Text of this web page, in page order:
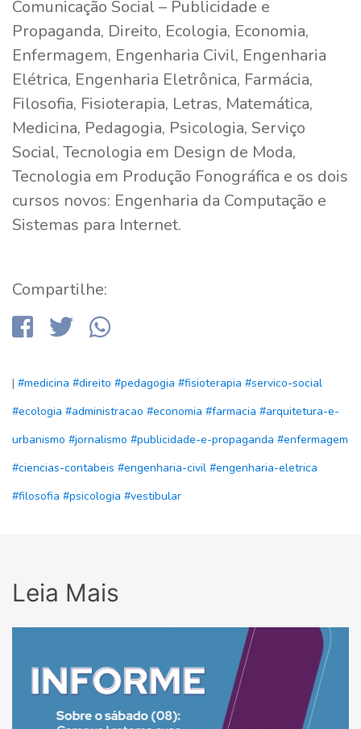
Comunicação Social – Publicidade e
Propaganda, Direito, Ecologia, Economia,
Enfermagem, Engenharia Civil, Engenharia
Elétrica, Engenharia Eletrônica, Farmácia,
Filosofia, Fisioterapia, Letras, Matemática,
Medicina, Pedagogia, Psicologia, Serviço
Social, Tecnologia em Design de Moda,
Tecnologia em Produção Fonográfica e os dois
cursos novos: Engenharia da Computação e
Sistemas para Internet.
Compartilhe:
| #medicina #direito #pedagogia #fisioterapia #servico-social
#ecologia #administracao #economia #farmacia #arquitetura-e-
urbanismo #jornalismo #publicidade-e-propaganda #enfermagem
#ciencias-contabeis #engenharia-civil #engenharia-eletrica
#filosofia #psicologia #vestibular
Leia Mais